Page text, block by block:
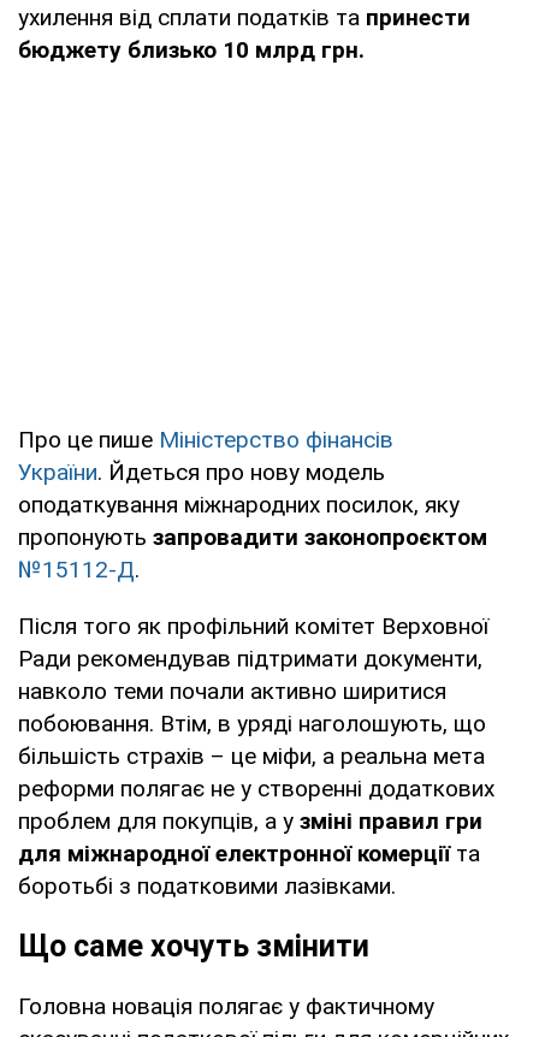
ухилення від сплати податків та принести
бюджету близько 10 млрд грн.
Про це пише Міністерство фінансів
України. Йдеться про нову модель
оподаткування міжнародних посилок, яку
пропонують запровадити законопроєктом
№15112-Д.
Після того як профільний комітет Верховної
Ради рекомендував підтримати документи,
навколо теми почали активно ширитися
побоювання. Втім, в уряді наголошують, що
більшість страхів – це міфи, а реальна мета
реформи полягає не у створенні додаткових
проблем для покупців, а у зміні правил гри
для міжнародної електронної комерції та
боротьбі з податковими лазівками.
Що саме хочуть змінити
Головна новація полягає у фактичному